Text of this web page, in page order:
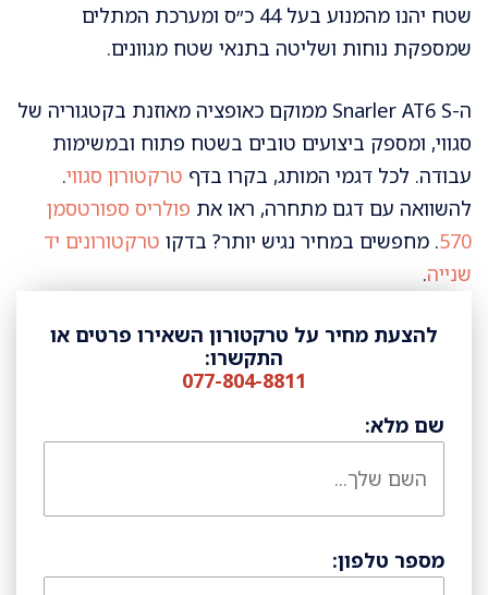
שטח יהנו מהמנוע בעל 44 כ״ס ומערכת המתלים
שמספקת נוחות ושליטה בתנאי שטח מגוונים.
ה-Snarler AT6 S ממוקם כאופציה מאוזנת בקטגוריה של
סגווי, ומספק ביצועים טובים בשטח פתוח ובמשימות
עבודה. לכל דגמי המותג, בקרו בדף טרקטורון סגווי.
להשוואה עם דגם מתחרה, ראו את פולריס ספורטסמן
570. מחפשים במחיר נגיש יותר? בדקו טרקטורונים יד
שנייה.
להצעת מחיר על טרקטורון השאירו פרטים או
התקשרו:
077-804-8811
שם מלא:
מספר טלפון: